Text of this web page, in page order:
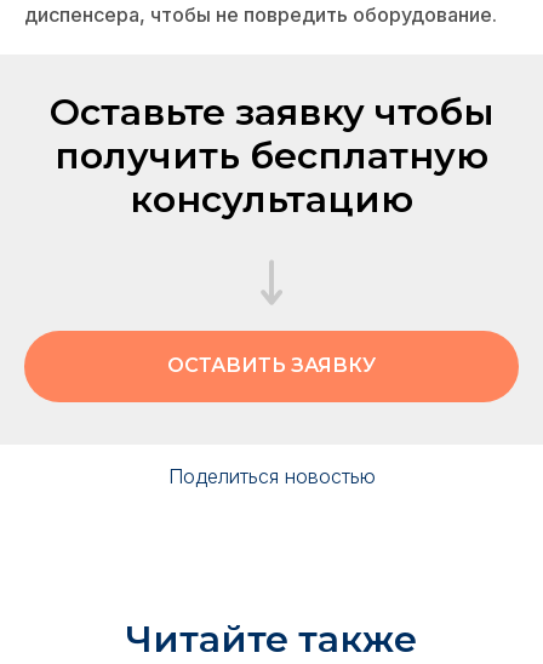
диспенсера, чтобы не повредить оборудование.
Оставьте заявку чтобы
получить бесплатную
консультацию
ОСТАВИТЬ ЗАЯВКУ
Поделиться новостью
Читайте также